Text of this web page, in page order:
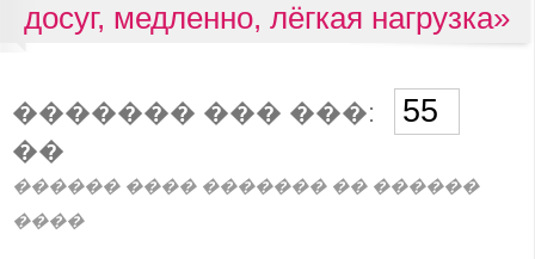
досуг, медленно, лёгкая нагрузка»
������� ��� ���:
��
������ ���� ������� �� ������
����